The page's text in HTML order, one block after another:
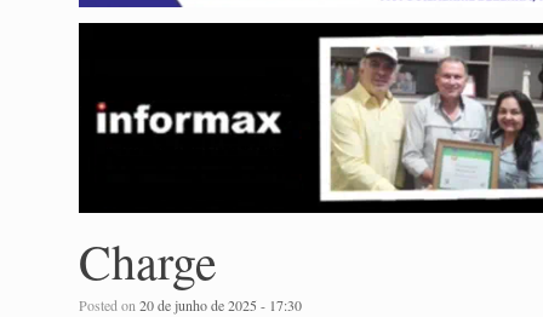
Charge
Posted on20 de junho de 2025 - 17:30